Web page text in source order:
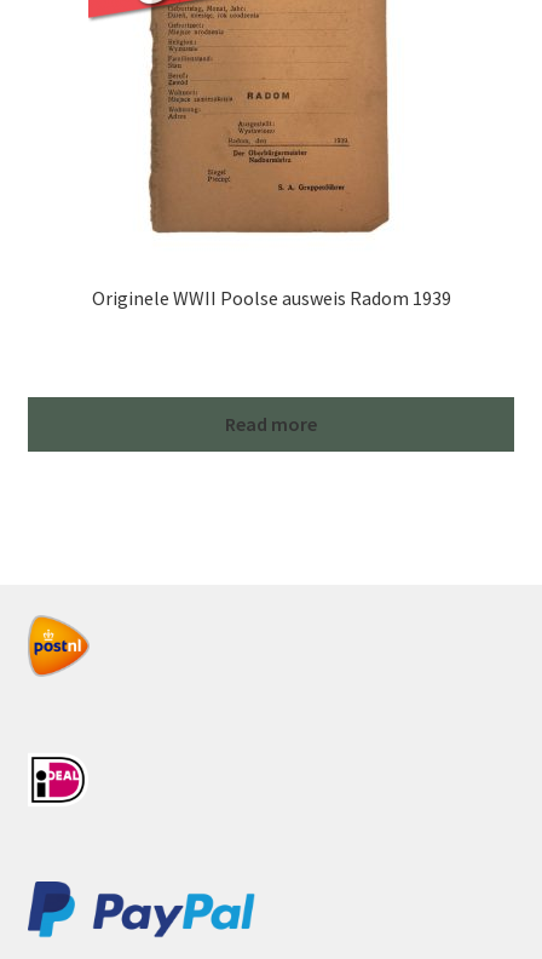
Originele WWII Poolse ausweis Radom 1939
Read more